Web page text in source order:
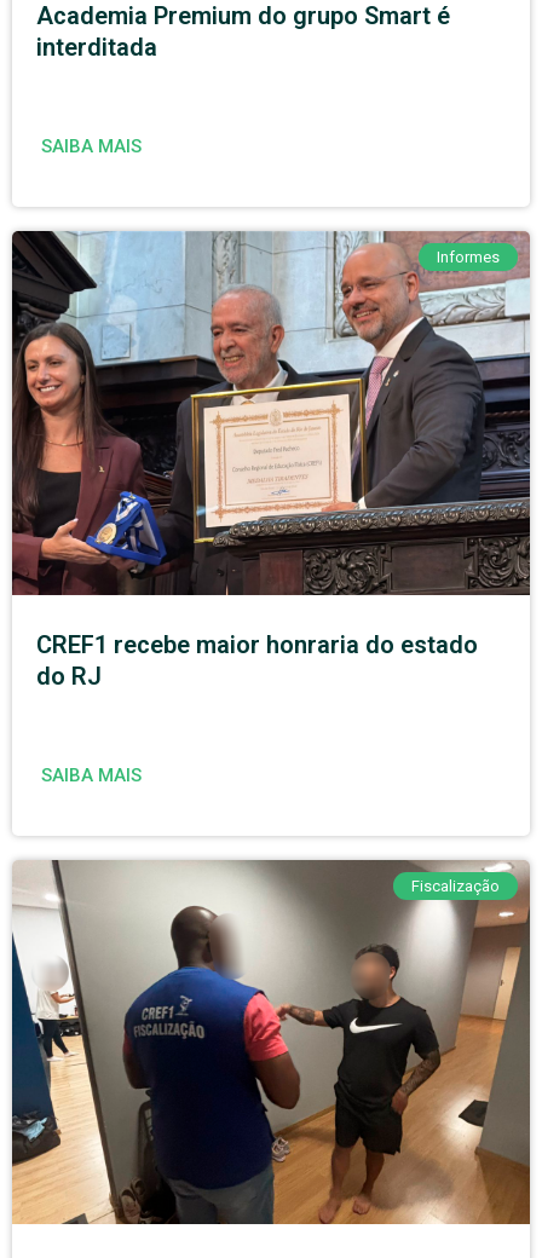
Academia Premium do grupo Smart é
interditada
SAIBA MAIS
Informes
CREF1 recebe maior honraria do estado
do RJ
SAIBA MAIS
Fiscalização